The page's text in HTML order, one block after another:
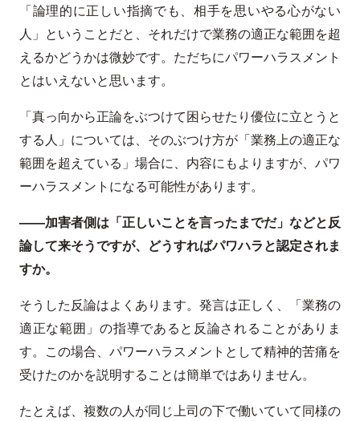
「論理的に正しい指摘でも、相手を思いやる心がない
人」ということだと、それだけで業務の適正な範囲を超
えるかどうかは微妙です。ただちにパワーハラスメント
とはいえないと思います。
「真っ向から正論をぶつけて困らせたり優位に立とうと
する人」については、そのぶつけ方が「業務上の適正な
範囲を超えている」場合に、内容にもよりますが、パワ
ーハラスメントになる可能性があります。
——加害者側は「正しいことを言ったまでだ」などと反
論して来そうですが、どうすればパワハラと認定されま
すか。
そうした反論はよくあります。発言は正しく、「業務の
適正な範囲」の指導であると反論されることがありま
す。この場合、パワーハラスメントとして精神的苦痛を
受けたのかを説明することは簡単ではありません。
たとえば、複数の人が同じ上司の下で働いていて同様の